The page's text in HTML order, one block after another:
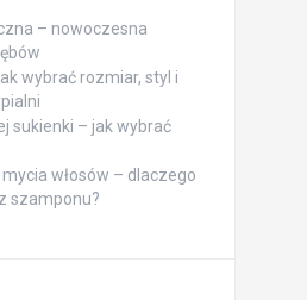
– nowoczesna
wybrać rozmiar, styl i
sukienki – jak wybrać
włosów – dlaczego
szamponu?